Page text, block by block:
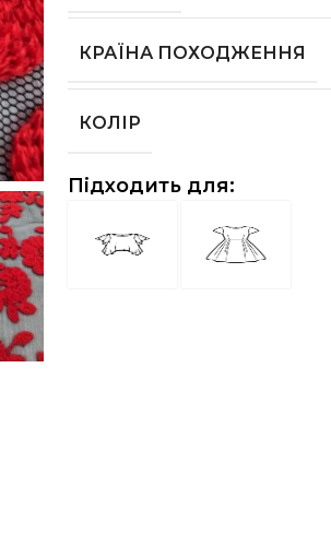
КРАЇНА ПОХОДЖЕННЯ
КОЛІР
Підходить для: